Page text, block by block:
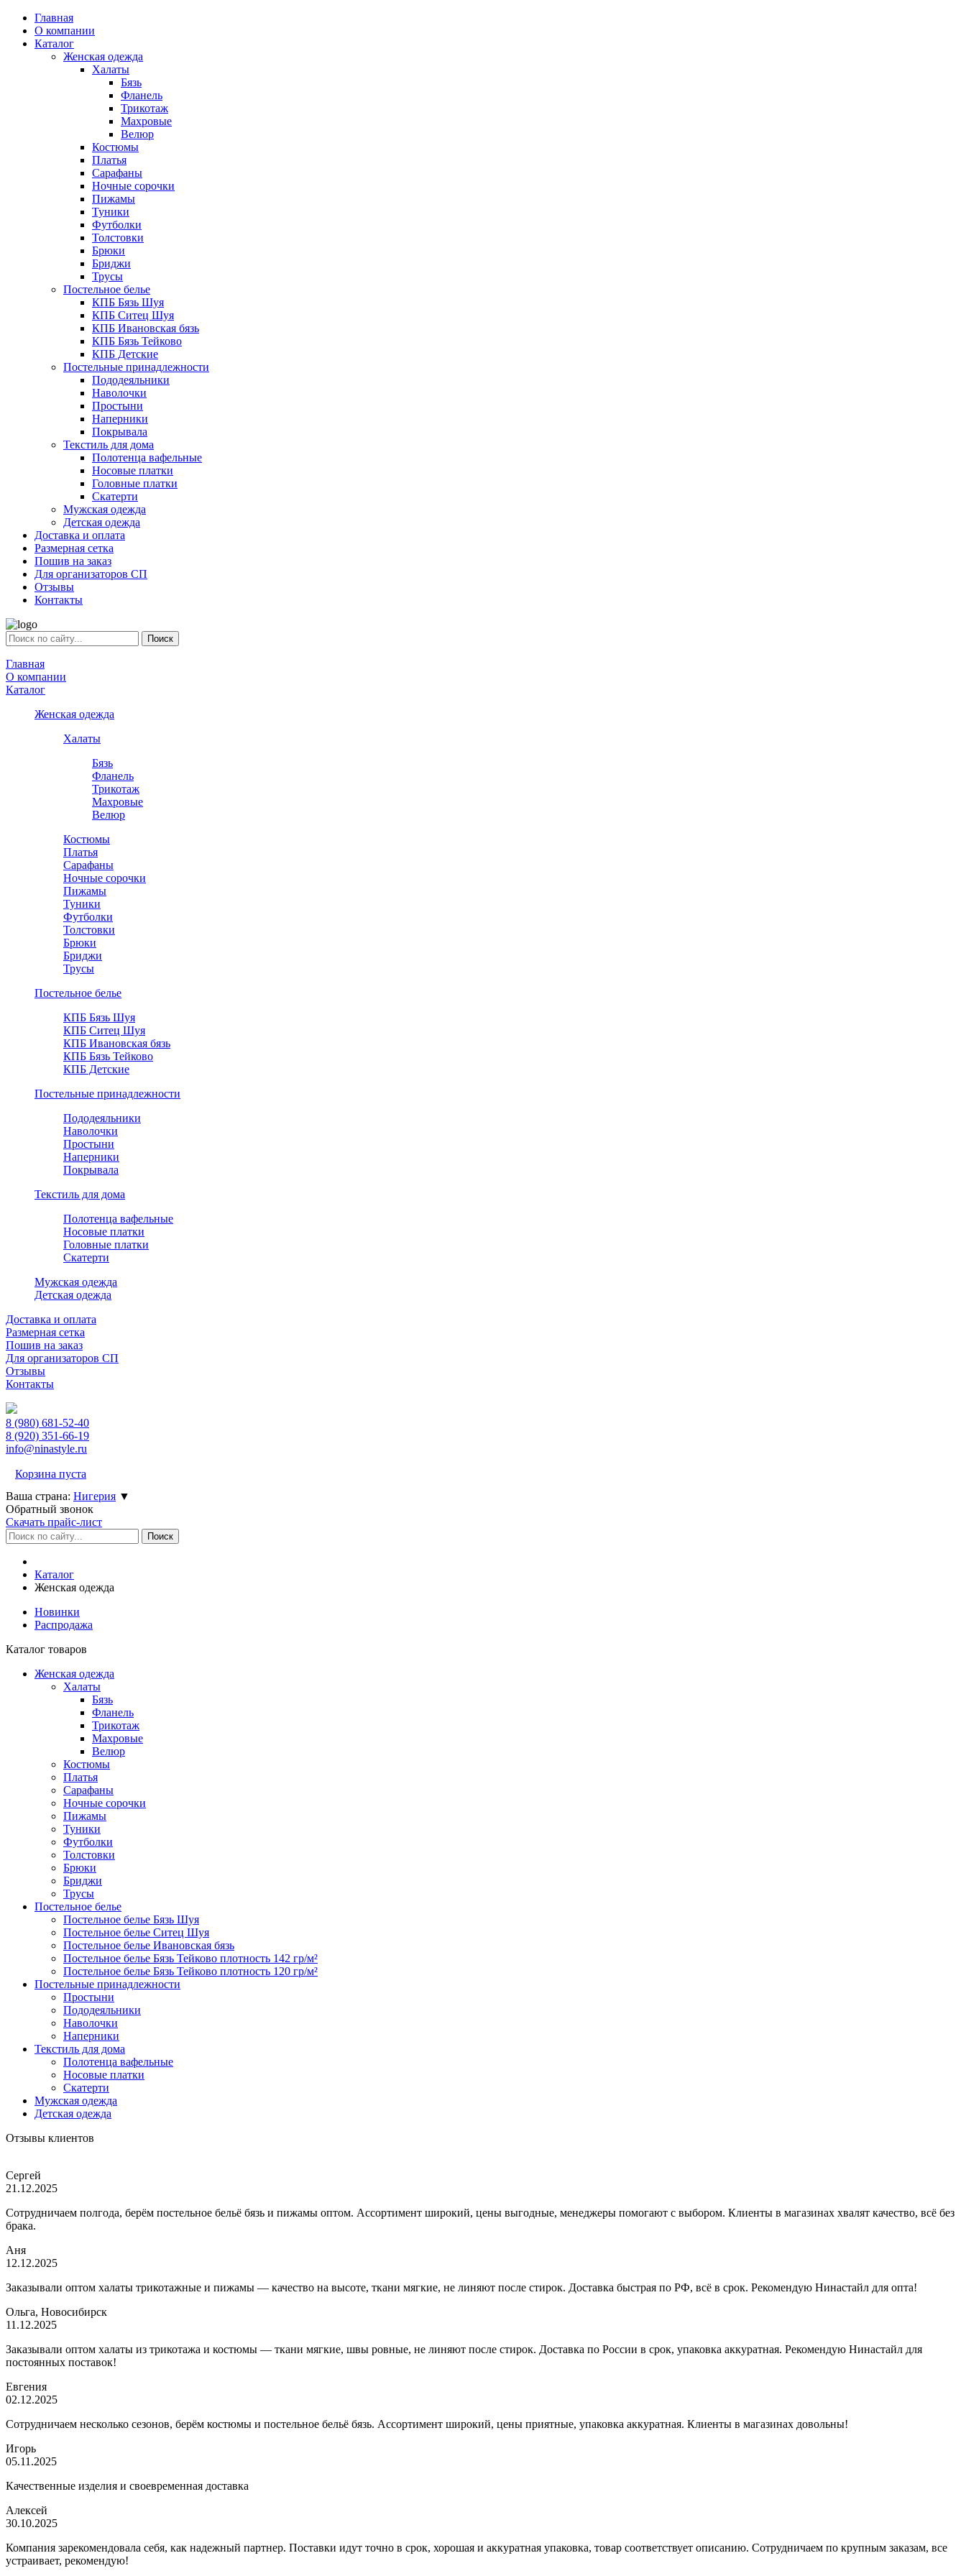
Главная
О компании
Каталог
Женская одежда
Халаты
Бязь
Фланель
Трикотаж
Махровые
Велюр
Костюмы
Платья
Сарафаны
Ночные сорочки
Пижамы
Туники
Футболки
Толстовки
Брюки
Бриджи
Трусы
Постельное белье
КПБ Бязь Шуя
КПБ Ситец Шуя
КПБ Ивановская бязь
КПБ Бязь Тейково
КПБ Детские
Постельные принадлежности
Пододеяльники
Наволочки
Простыни
Наперники
Покрывала
Текстиль для дома
Полотенца вафельные
Носовые платки
Головные платки
Скатерти
Мужская одежда
Детская одежда
Доставка и оплата
Размерная сетка
Пошив на заказ
Для организаторов СП
Отзывы
Контакты
Главная
О компании
Каталог
Женская одежда
Халаты
Бязь
Фланель
Трикотаж
Махровые
Велюр
Костюмы
Платья
Сарафаны
Ночные сорочки
Пижамы
Туники
Футболки
Толстовки
Брюки
Бриджи
Трусы
Постельное белье
КПБ Бязь Шуя
КПБ Ситец Шуя
КПБ Ивановская бязь
КПБ Бязь Тейково
КПБ Детские
Постельные принадлежности
Пододеяльники
Наволочки
Простыни
Наперники
Покрывала
Текстиль для дома
Полотенца вафельные
Носовые платки
Головные платки
Скатерти
Мужская одежда
Детская одежда
Доставка и оплата
Размерная сетка
Пошив на заказ
Для организаторов СП
Отзывы
Контакты
8 (980) 681-52-40
8 (920) 351-66-19
info@ninastyle.ru
Корзина пуста
Ваша страна: Нигерия ▼
Обратный звонок
Скачать прайс-лист
Каталог
Женская одежда
Новинки
Распродажа
Каталог товаров
Женская одежда
Халаты
Бязь
Фланель
Трикотаж
Махровые
Велюр
Костюмы
Платья
Сарафаны
Ночные сорочки
Пижамы
Туники
Футболки
Толстовки
Брюки
Бриджи
Трусы
Постельное белье
Постельное белье Бязь Шуя
Постельное белье Ситец Шуя
Постельное белье Ивановская бязь
Постельное белье Бязь Тейково плотность 142 гр/м²
Постельное белье Бязь Тейково плотность 120 гр/м²
Постельные принадлежности
Простыни
Пододеяльники
Наволочки
Наперники
Текстиль для дома
Полотенца вафельные
Носовые платки
Скатерти
Мужская одежда
Детская одежда
Отзывы клиентов
Сергей
21.12.2025
Сотрудничаем полгода, берём постельное бельё бязь и пижамы оптом. Ассортимент широкий, цены выгодные, менеджеры помогают с выбором. Клиенты в магазинах хвалят качество, всё без
брака.
Аня
12.12.2025
Заказывали оптом халаты трикотажные и пижамы — качество на высоте, ткани мягкие, не линяют после стирок. Доставка быстрая по РФ, всё в срок. Рекомендую Нинастайл для опта!
Ольга, Новосибирск
11.12.2025
Заказывали оптом халаты из трикотажа и костюмы — ткани мягкие, швы ровные, не линяют после стирок. Доставка по России в срок, упаковка аккуратная. Рекомендую Нинастайл для
постоянных поставок!
Евгения
02.12.2025
Сотрудничаем несколько сезонов, берём костюмы и постельное бельё бязь. Ассортимент широкий, цены приятные, упаковка аккуратная. Клиенты в магазинах довольны!
Игорь
05.11.2025
Качественные изделия и своевременная доставка
Алексей
30.10.2025
Компания зарекомендовала себя, как надежный партнер. Поставки идут точно в срок, хорошая и аккуратная упаковка, товар соответствует описанию. Сотрудничаем по крупным заказам, все
устраивает, рекомендую!